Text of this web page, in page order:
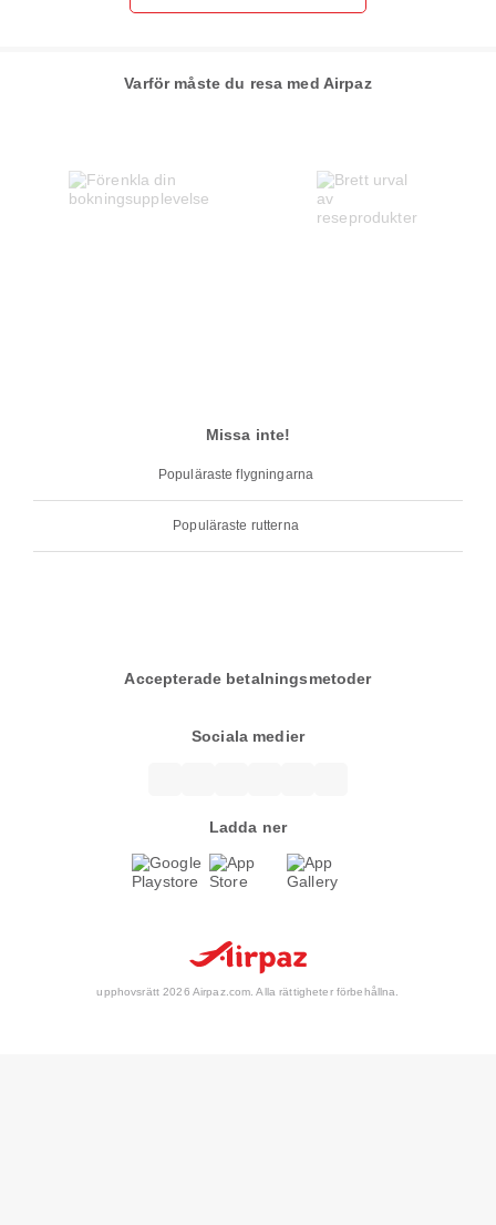
Varför måste du resa med Airpaz
Missa inte!
Populäraste flygningarna
Populäraste rutterna
Accepterade betalningsmetoder
Sociala medier
Ladda ner
upphovsrätt 2026 Airpaz.com. Alla rättigheter förbehållna.